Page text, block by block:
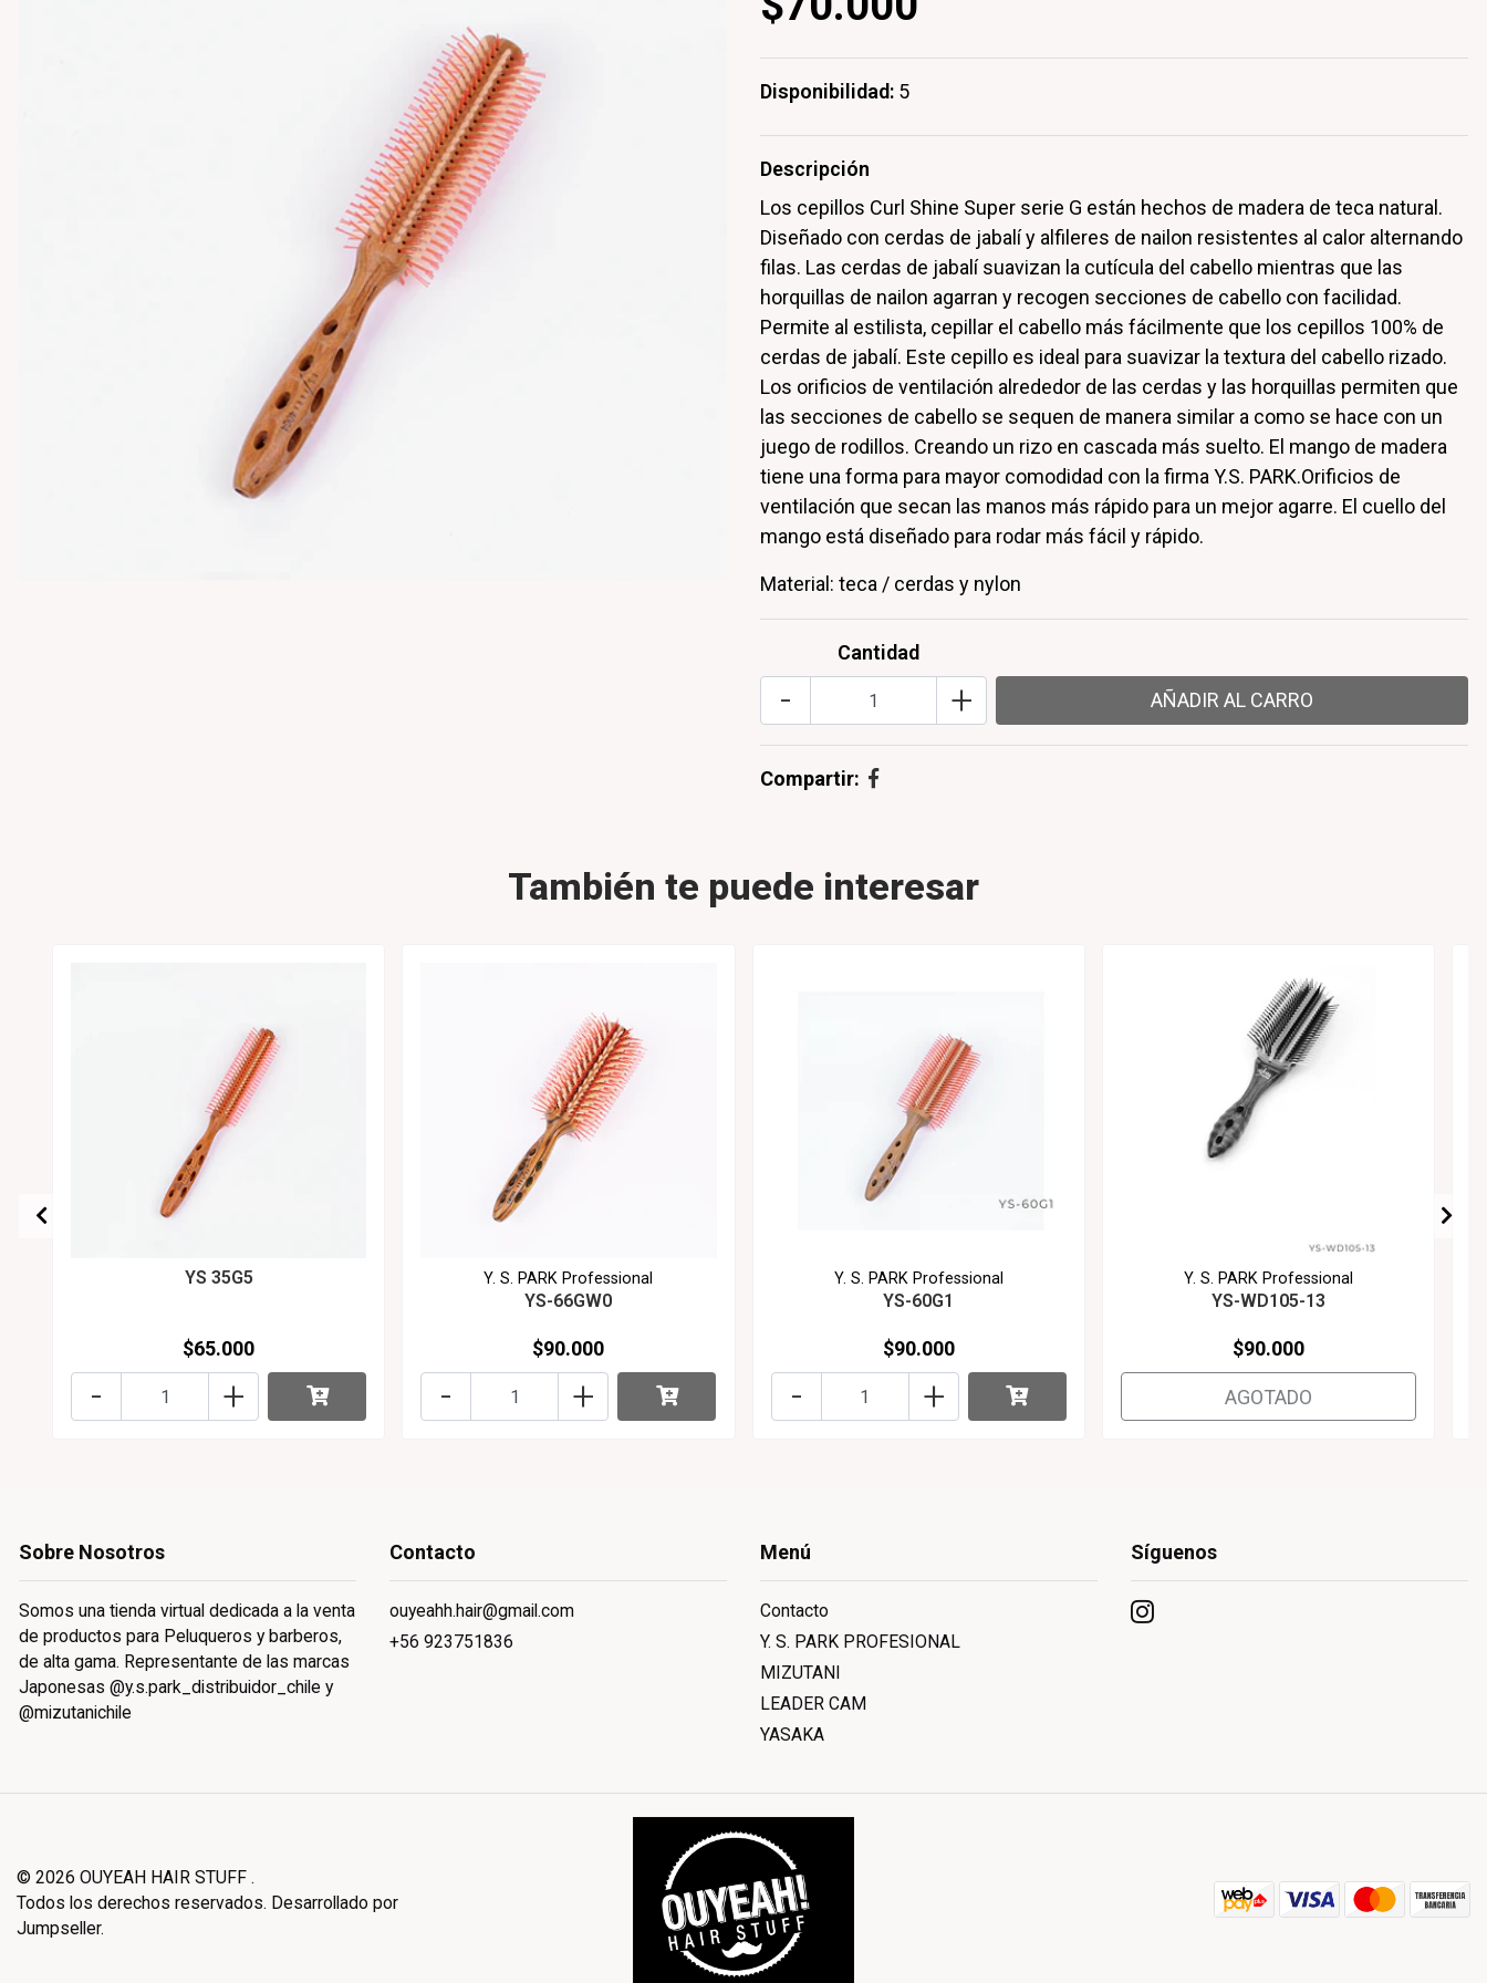
Disponibilidad: 5
Descripción
Los cepillos Curl Shine Super serie G están hechos de madera de teca natural.
Diseñado con cerdas de jabalí y alfileres de nailon resistentes al calor alternando
filas. Las cerdas de jabalí suavizan la cutícula del cabello mientras que las
horquillas de nailon agarran y recogen secciones de cabello con facilidad.
Permite al estilista, cepillar el cabello más fácilmente que los cepillos 100% de
cerdas de jabalí. Este cepillo es ideal para suavizar la textura del cabello rizado.
Los orificios de ventilación alrededor de las cerdas y las horquillas permiten que
las secciones de cabello se sequen de manera similar a como se hace con un
juego de rodillos. Creando un rizo en cascada más suelto. El mango de madera
tiene una forma para mayor comodidad con la firma Y.S. PARK.Orificios de
ventilación que secan las manos más rápido para un mejor agarre. El cuello del
mango está diseñado para rodar más fácil y rápido.
Material: teca / cerdas y nylon
Cantidad
+
-
Compartir:
También te puede interesar
YS 35G5
$65.000
+
-
Y. S. PARK Professional
YS-66GW0
$90.000
+
-
Y. S. PARK Professional
YS-60G1
$90.000
+
-
Y. S. PARK Professional
YS-WD105-13
$90.000
AGOTADO
Sobre Nosotros
Somos una tienda virtual dedicada a la venta
de productos para Peluqueros y barberos,
de alta gama. Representante de las marcas
Japonesas @y.s.park_distribuidor_chile y
@mizutanichile
Contacto
ouyeahh.hair@gmail.com
+56 923751836
Menú
Contacto
Y. S. PARK PROFESIONAL
MIZUTANI
LEADER CAM
YASAKA
Síguenos
© 2026 OUYEAH HAIR STUFF .
Todos los derechos reservados. Desarrollado por
Jumpseller.